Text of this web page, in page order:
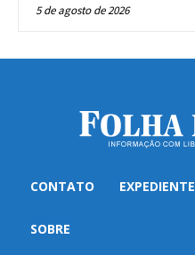
5 de agosto de 2026
CONTATO EXPEDIENTE
SOBRE